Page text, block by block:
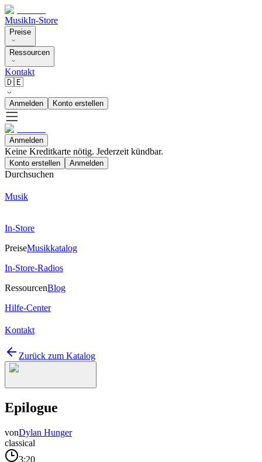
MusikIn-Store
Preise
Ressourcen
Kontakt
🇩🇪
Anmelden Konto erstellen
Anmelden
Keine Kreditkarte nötig. Jederzeit kündbar.
Konto erstellen Anmelden
Durchsuchen
Musik
In-Store
PreiseMusikkatalog
In-Store-Radios
RessourcenBlog
Hilfe-Center
Kontakt
Zurück zum Katalog
Epilogue
vonDylan Hunger
classical
3:20